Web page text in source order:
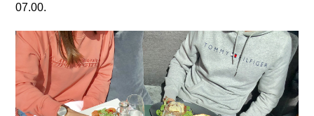
07.00.